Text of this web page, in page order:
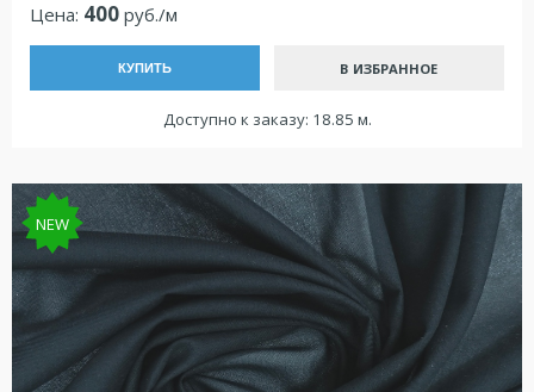
Цена: 400 руб./м
КУПИТЬ В ИЗБРАННОЕ
Доступно к заказу: 18.85 м.
NEW